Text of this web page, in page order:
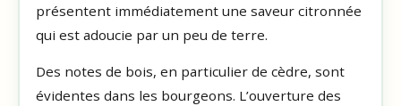
présentent immédiatement une saveur citronnée
qui est adoucie par un peu de terre.
Des notes de bois, en particulier de cèdre, sont
évidentes dans les bourgeons. L’ouverture des